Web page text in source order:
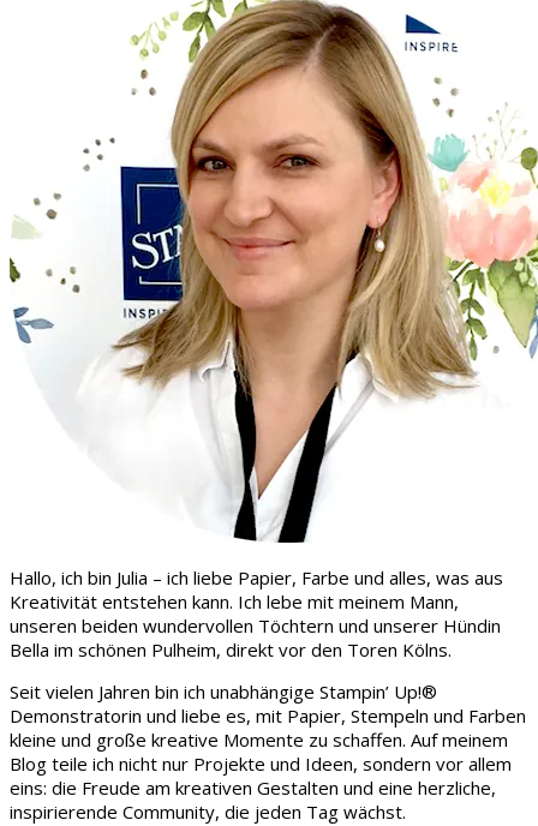
Hallo, ich bin Julia – ich liebe Papier, Farbe und alles, was aus
Kreativität entstehen kann. Ich lebe mit meinem Mann,
unseren beiden wundervollen Töchtern und unserer Hündin
Bella im schönen Pulheim, direkt vor den Toren Kölns.
Seit vielen Jahren bin ich unabhängige Stampin’ Up!®
Demonstratorin und liebe es, mit Papier, Stempeln und Farben
kleine und große kreative Momente zu schaffen. Auf meinem
Blog teile ich nicht nur Projekte und Ideen, sondern vor allem
eins: die Freude am kreativen Gestalten und eine herzliche,
inspirierende Community, die jeden Tag wächst.